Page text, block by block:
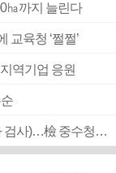
㏊까지 늘린다
교육청 ‘쩔쩔’
역기업 응원
■ 검사 신분 버리고 직급하향(10년 이하 저연차 검사)…檢 중수청행 기피